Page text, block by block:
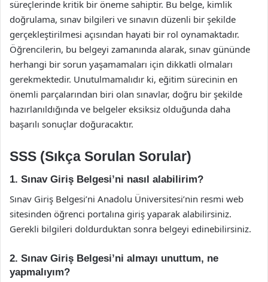
süreçlerinde kritik bir öneme sahiptir. Bu belge, kimlik
doğrulama, sınav bilgileri ve sınavın düzenli bir şekilde
gerçekleştirilmesi açısından hayati bir rol oynamaktadır.
Öğrencilerin, bu belgeyi zamanında alarak, sınav gününde
herhangi bir sorun yaşamamaları için dikkatli olmaları
gerekmektedir. Unutulmamalıdır ki, eğitim sürecinin en
önemli parçalarından biri olan sınavlar, doğru bir şekilde
hazırlanıldığında ve belgeler eksiksiz olduğunda daha
başarılı sonuçlar doğuracaktır.
SSS (Sıkça Sorulan Sorular)
1. Sınav Giriş Belgesi’ni nasıl alabilirim?
Sınav Giriş Belgesi’ni Anadolu Üniversitesi’nin resmi web
sitesinden öğrenci portalına giriş yaparak alabilirsiniz.
Gerekli bilgileri doldurduktan sonra belgeyi edinebilirsiniz.
2. Sınav Giriş Belgesi’ni almayı unuttum, ne
yapmalıyım?